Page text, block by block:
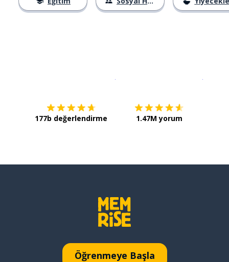
177b değerlendirme 1.47M yorum
Öğrenmeye Başla